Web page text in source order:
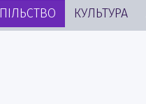
КУЛЬТУРА